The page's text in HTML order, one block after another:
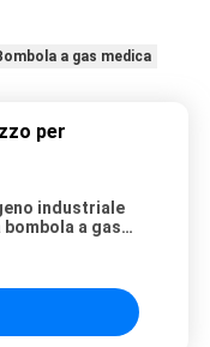
a gas medica
per
industriale
a gas